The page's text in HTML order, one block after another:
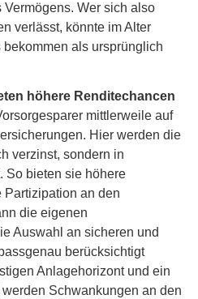
Wer sich also
verlässt, könnte im Alter
als ursprünglich
höhere Renditechancen
mittlerweile auf
Hier werden die
verzinst, sondern in
So bieten sie höhere
Partizipation an den
die eigenen
Auswahl an sicheren und
berücksichtigt
Anlagehorizont und ein
Schwankungen an den